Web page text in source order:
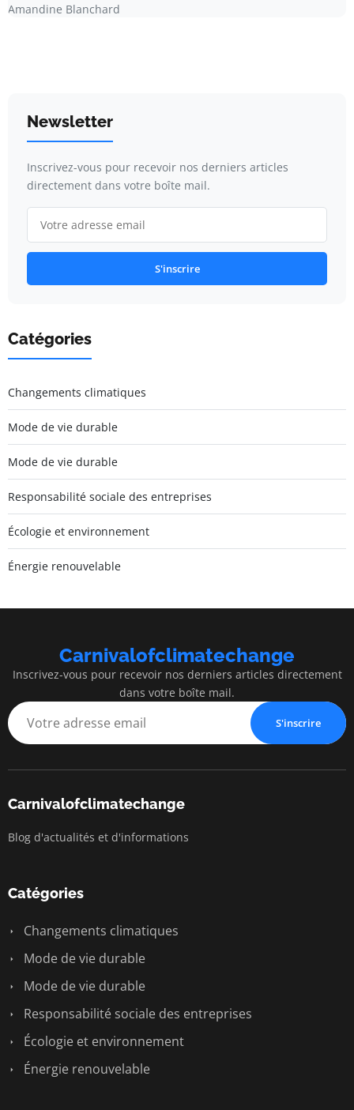
Amandine Blanchard
Newsletter
Inscrivez-vous pour recevoir nos derniers articles
directement dans votre boîte mail.
S'inscrire
Catégories
Changements climatiques
Mode de vie durable
Mode de vie durable
Responsabilité sociale des entreprises
Écologie et environnement
Énergie renouvelable
Carnivalofclimatechange
Inscrivez-vous pour recevoir nos derniers articles directement
dans votre boîte mail.
S'inscrire
Carnivalofclimatechange
Blog d'actualités et d'informations
Catégories
Changements climatiques
Mode de vie durable
Mode de vie durable
Responsabilité sociale des entreprises
Écologie et environnement
Énergie renouvelable